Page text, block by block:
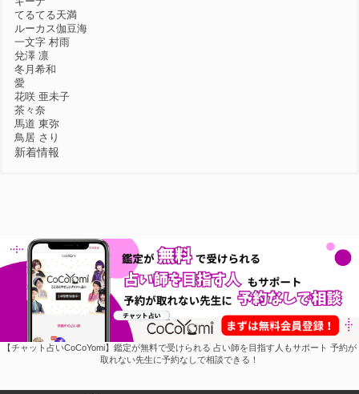
てるてる天満
ルーカス伽豆海
一文字 村雨
兌澤 凛
冬月希和
愛
花咲 亜未子
茶々奈
馬道 東弥
鳥居 さり
新着情報
【チャット占いCoCoYomi】鑑定が無料で受けられる 占い師を目指す人もサポート 予約が
取れない先生に予約なしで相談できる！